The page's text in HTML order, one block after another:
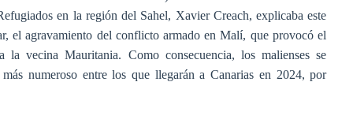
en la región del Sahel, Xavier Creach, explicaba este
el agravamiento del conflicto armado en Malí, que provocó el
la vecina Mauritania. Como consecuencia, los malienses se
numeroso entre los que llegarán a Canarias en 2024, por